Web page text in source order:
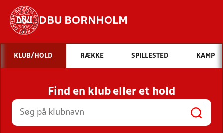
DBU BORNHOLM
Hvad vil du søge efter?
INDHOLD OG NYHEDER
STILLINGER, RESULTATER, KLUBBER OG
HOLD
KLUB/HOLD RÆKKE SPILLESTED KAMP
Find en klub eller et hold